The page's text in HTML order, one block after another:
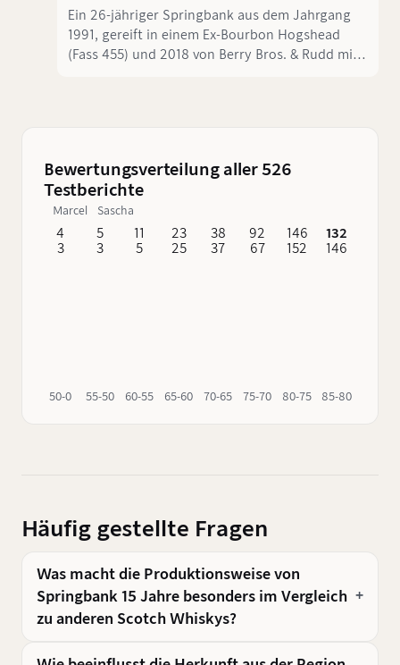
Ein 26-jähriger Springbank aus dem Jahrgang
1991, gereift in einem Ex-Bourbon Hogshead
(Fass 455) und 2018 von Berry Bros. & Rudd mit
schon unverschämt gut erhalten ist.
Bewertungsverteilung aller 526
Testberichte
Marcel Sascha
4
3
50-0
5
3
55-50
11
5
60-55
23
25
65-60
38
37
70-65
92
67
75-70
146
152
80-75
132
146
85-80
Häufig gestellte Fragen
Was macht die Produktionsweise von
Springbank 15 Jahre besonders im Vergleich
zu anderen Scotch Whiskys?